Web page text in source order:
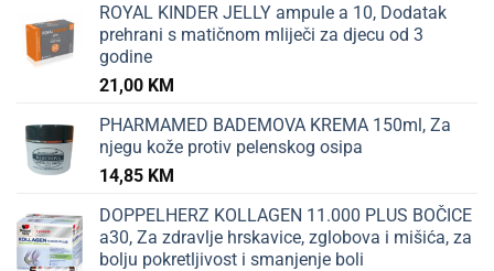
ROYAL KINDER JELLY ampule a 10, Dodatak
prehrani s matičnom mliječi za djecu od 3
godine
21,00 KM
PHARMAMED BADEMOVA KREMA 150ml, Za
njegu kože protiv pelenskog osipa
14,85 KM
DOPPELHERZ KOLLAGEN 11.000 PLUS BOČICE
a30, Za zdravlje hrskavice, zglobova i mišića, za
bolju pokretljivost i smanjenje boli